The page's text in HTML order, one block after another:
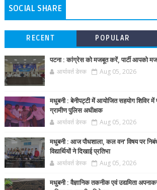
SOCIAL SHARE
RECENT POPULAR
पटना : कांग्रेस को मजबूत करें, पार्टी आपको
आर्यावर्त डेस्क Aug 05, 2026
मधुबनी : बेनीपट्टी में आयोजित सहयोग शिविर
ग्रामीण पुलिस अधीक्षक
आर्यावर्त डेस्क Aug 05, 2026
मधुबनी : आज पौधशाला, कल वन' विषय पर निबंध
विद्यार्थियों ने दिखाई प्रतिभा
आर्यावर्त डेस्क Aug 05, 2026
मधुबनी : वैज्ञानिक तकनीक एवं उद्यमिता